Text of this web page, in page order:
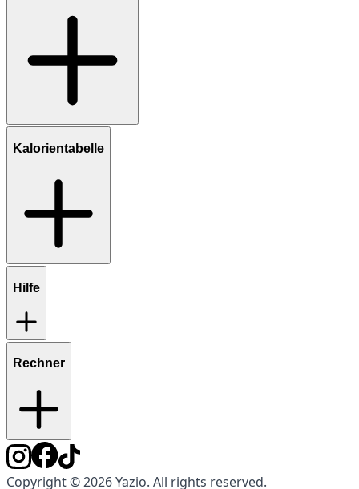
Kalorientabelle
Hilfe
Rechner
Copyright © 2026 Yazio. All rights reserved.